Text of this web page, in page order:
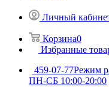
Личный
Корзина0
Избранные
459-07-77Режим
ПН-СБ 10:00-20:00